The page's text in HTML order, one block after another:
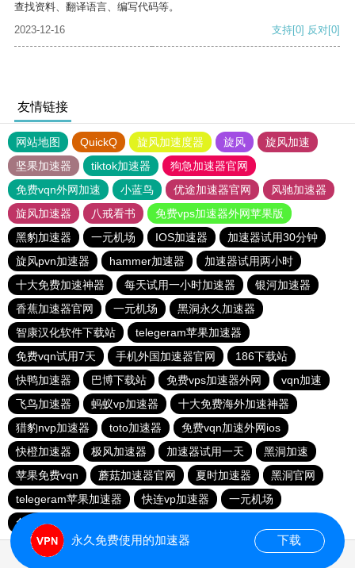
查找资料、翻译语言、编写代码等。
2023-12-16
支持[0] 反对[0]
友情链接
网站地图 QuickQ 旋风加速度器 旋风
旋风加速
坚果加速器
tiktok加速器
狗急加速器官网
免费vqn外网加速
小蓝鸟 优途加速器官网
风驰加速器
旋风加速器
八戒看书
免费vps加速器外网苹果版
黑豹加速器
一元机场 IOS加速器
加速器试用30分钟
旋风pvn加速器
hammer加速器
加速器试用两小时
十大免费加速神器
每天试用一小时加速器
银河加速器
香蕉加速器官网
一元机场
黑洞永久加速器
智康汉化软件下载站
telegeram苹果加速器
免费vqn试用7天
手机外国加速器官网
186下载站
快鸭加速器
巴博下载站 免费vps加速器外网
vqn加速
飞鸟加速器
蚂蚁vp加速器
十大免费海外加速神器
猎豹nvp加速器
toto加速器
免费vqn加速外网ios
快橙加速器
极风加速器 加速器试用一天
黑洞加速
苹果免费vqn
蘑菇加速器官网 夏时加速器
黑洞官网
telegeram苹果加速器
快连vp加速器
一元机场
免费vps加速器外网
永久免费使用的加速器 下载